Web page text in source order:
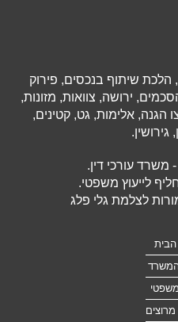
הלכת שיתוף בנכסים, פירוק
ירושה, צוואות, מזונות,
הגנה, אלימות, גט, קטינים,
משרד עורכי דין.
לייעוץ משפטי.
לצלמת גלי פלג
הבית